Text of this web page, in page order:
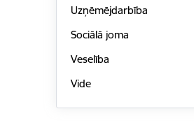
Uzņēmējdarbība
Sociālā joma
Veselība
Vide